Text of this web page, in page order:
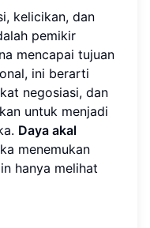
kelicikan, dan
pemikir
mencapai tujuan
ini berarti
negosiasi, dan
untuk menjadi
Daya akal
menemukan
hanya melihat